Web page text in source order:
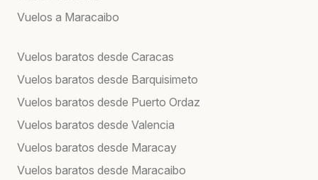
Vuelos a Maracaibo
Vuelos baratos desde Caracas
Vuelos baratos desde Barquisimeto
Vuelos baratos desde Puerto Ordaz
Vuelos baratos desde Valencia
Vuelos baratos desde Maracay
Vuelos baratos desde Maracaibo